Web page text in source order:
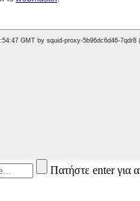
Πατήστε enter για